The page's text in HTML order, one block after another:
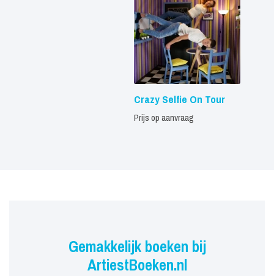
Crazy Selfie On Tour
Prijs op aanvraag
Gemakkelijk boeken bij
ArtiestBoeken.nl